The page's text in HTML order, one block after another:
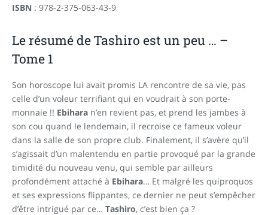
ISBN : 978-2-375-063-43-9
Le résumé de Tashiro est un peu … –
Tome 1
Son horoscope lui avait promis LA rencontre de sa vie, pas
celle d’un voleur terrifiant qui en voudrait à son porte-
monnaie !! Ebihara n’en revient pas, et prend les jambes à
son cou quand le lendemain, il recroise ce fameux voleur
dans la salle de son propre club. Finalement, il s’avère qu’il
s’agissait d’un malentendu en partie provoqué par la grande
timidité du nouveau venu, qui semble par ailleurs
profondément attaché à Ebihara… Et malgré les quiproquos
et ses expressions flippantes, ce dernier ne peut s’empêcher
d’être intrigué par ce… Tashiro, c’est bien ça ?